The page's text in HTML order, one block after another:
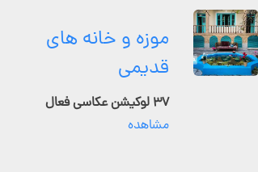
موزه و خانه های
قدیمی
۳۷ لوکیشن عکاسی فعال
مشاهده